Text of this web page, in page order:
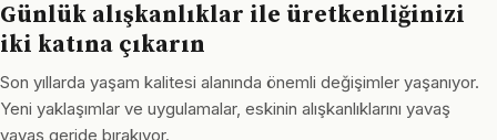
Günlük alışkanlıklar ile üretkenliğinizi
iki katına çıkarın
Son yıllarda yaşam kalitesi alanında önemli değişimler yaşanıyor.
Yeni yaklaşımlar ve uygulamalar, eskinin alışkanlıklarını yavaş
yavaş geride bırakıyor.